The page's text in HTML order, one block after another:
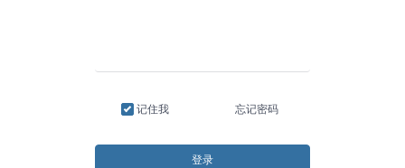
记住我 忘记密码
登录